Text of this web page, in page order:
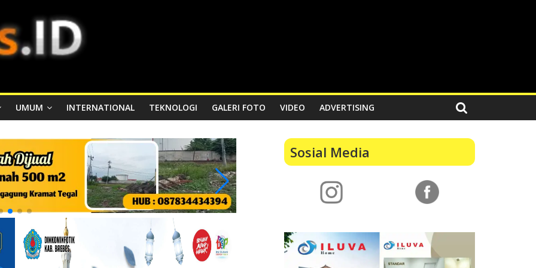
UMUM INTERNATIONAL TEKNOLOGI GALERI FOTO VIDEO ADVERTISING
Sosial Media